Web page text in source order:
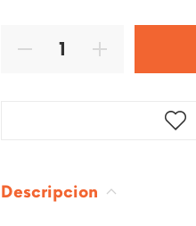
Descripcion